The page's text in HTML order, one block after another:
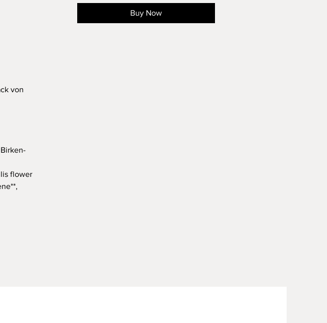
von
flower
Buy Now